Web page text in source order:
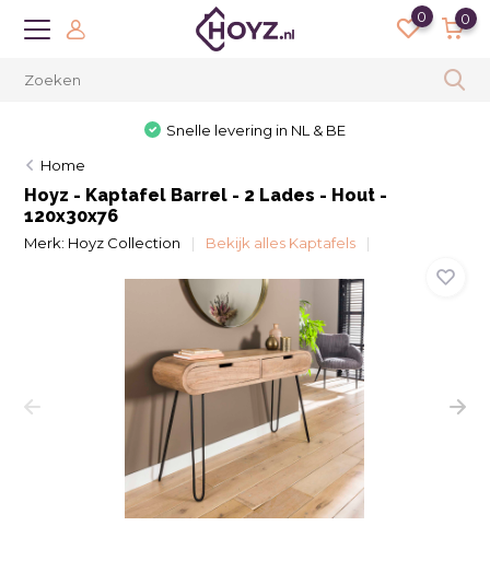
0 0
Snelle levering in NL & BE
Home
Hoyz - Kaptafel Barrel - 2 Lades - Hout -
120x30x76
Merk: Hoyz Collection Bekijk alles Kaptafels